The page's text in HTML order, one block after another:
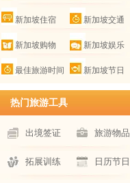
新加坡住宿 新加坡交通
新加坡购物 新加坡娱乐
最佳旅游时间 新加坡节日
热门旅游工具
出境签证 旅游物品
拓展训练 日历节日